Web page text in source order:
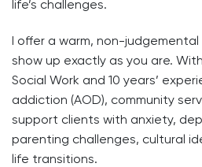
life’s challenges.
I offer a warm, non-
show up exactly as you are.
Social Work and 10 years’
addiction (AOD), community
support clients with anxiety,
parenting challenges, cultural
life transitions.